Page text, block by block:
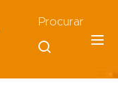
Procurar